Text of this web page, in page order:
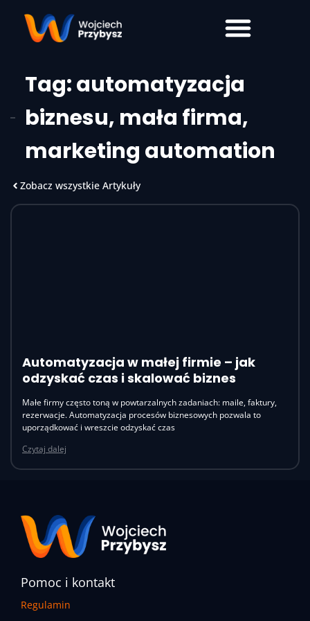
Tag:automatyzacja
biznesu, mała firma,
marketing automation
Zobacz wszystkie Artykuły
Automatyzacja w małej firmie – jak
odzyskać czas i skalować biznes
Małe firmy często toną w powtarzalnych zadaniach: maile, faktury,
rezerwacje. Automatyzacja procesów biznesowych pozwala to
uporządkować i wreszcie odzyskać czas
Czytaj dalej
Pomoc i kontakt
Regulamin